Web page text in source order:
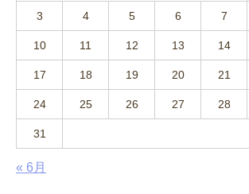
3 4 5 6 7
10 11 12 13 14
17 18 19 20 21
24 25 26 27 28
31
« 6月